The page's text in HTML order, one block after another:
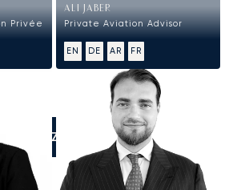
Privée
ALI JABER
Private Aviation Advisor
EN DE AR FR
NOUS